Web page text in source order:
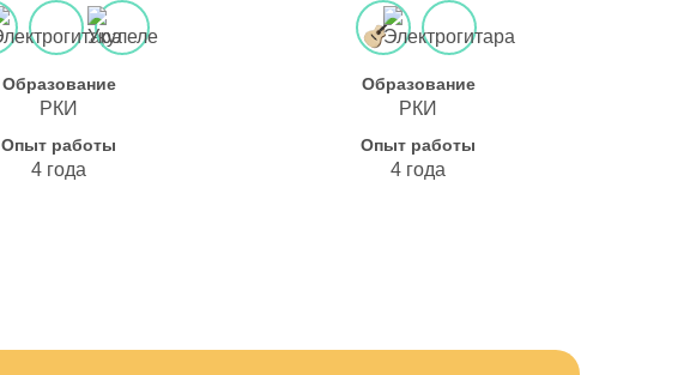
Образование
РКИ
Опыт работы
4 года
Образование
РКИ
Опыт работы
4 года